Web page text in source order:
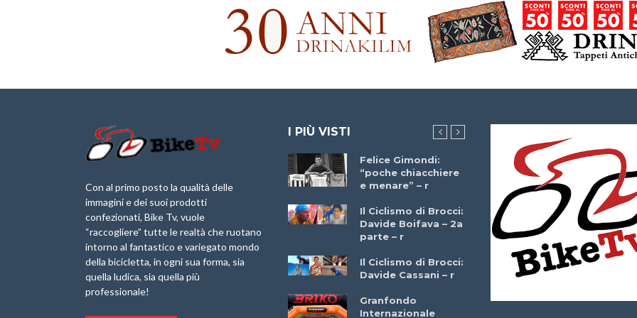
Con al primo posto la qualità delle
immagini e dei suoi prodotti
confezionati, Bike Tv, vuole
“raccogliere” tutte le realtà che ruotano
intorno al fantastico e variegato mondo
della bicicletta, in ogni sua forma, sia
quella ludica, sia quella più
professionale!
I PIÙ VISTI
Briko Torino – 11
Maggio 2025 – r
Minerva Edizioni e
Giancarlo Brocci
per “Bartali l’Ultimo
Marathon 2025”
IX Ed. “Tra
Borghi&Castelli” –
Anteprima
1a Edizione
Granfondo
Felice Gimondi:
“poche chiacchiere
e menare” – r
Il Ciclismo di Brocci:
Davide Boifava – 2a
parte – r
Il Ciclismo di Brocci:
Davide Cassani – r
Granfondo
Internazionale
Brocci Incontra
Giuseppe Martinelli
– r
Che cos’è il
triathlon? Con
Simone Diamantini
– r
Marzo 2025 –